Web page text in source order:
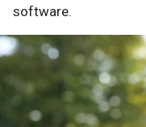
software.